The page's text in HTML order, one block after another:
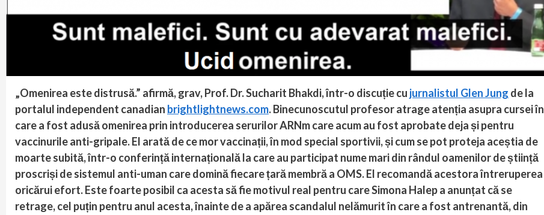
„Omenirea este distrusă.” afirmă, grav, Prof. Dr. Sucharit Bhakdi, într-o discuție cu jurnalistul Glen Jung de la
portalul independent canadian brightlightnews.com. Binecunoscutul profesor atrage atenția asupra cursei în
care a fost adusă omenirea prin introducerea serurilor ARNm care acum au fost aprobate deja și pentru
vaccinurile anti-gripale. El arată de ce mor vaccinații, în mod special sportivii, și cum se pot proteja aceștia de
moarte subită, într-o conferință internațională la care au participat nume mari din rândul oamenilor de știință
proscriși de sistemul anti-uman care domină fiecare țară membră a OMS. El recomandă acestora întreruperea
oricărui efort. Este foarte posibil ca acesta să fie motivul real pentru care Simona Halep a anunțat că se
retrage, cel puțin pentru anul acesta, înainte de a apărea scandalul nelămurit în care a fost antrenantă, din